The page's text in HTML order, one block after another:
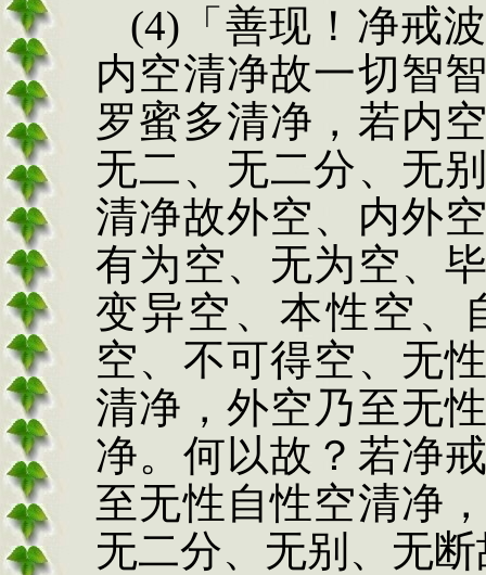
(4) 「善现！净戒
内空清净故一切智
罗蜜多清净，若内
无二、无二分、无
清净故外空、内外
有为空、无为空、
变异空、本性空、
空、不可得空、无
清净，外空乃至无
净。何以故？若净
至无性自性空清净
无二分、无别、无